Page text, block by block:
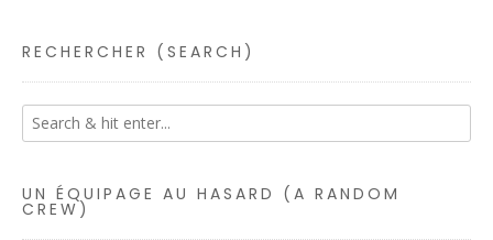
RECHERCHER (SEARCH)
UN ÉQUIPAGE AU HASARD (A RANDOM
CREW)